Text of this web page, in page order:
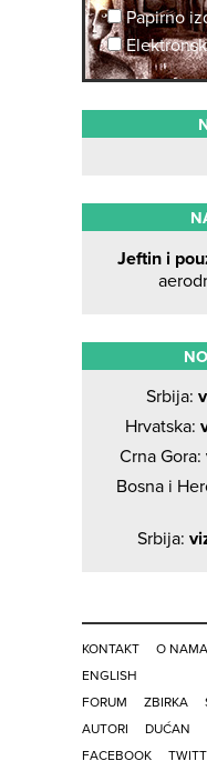
Papirno
Jeftin i
Srbija:
Hrvatska:
Crna Gora:
Bosna i
Srbija:
KONTAKT O NAMA
ENGLISH
FORUM
ZBIRKA
AUTORI
DUĆAN
FACEBOOK